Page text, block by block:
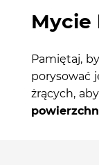
Mycie
Pamiętaj,
porysować
żrących,